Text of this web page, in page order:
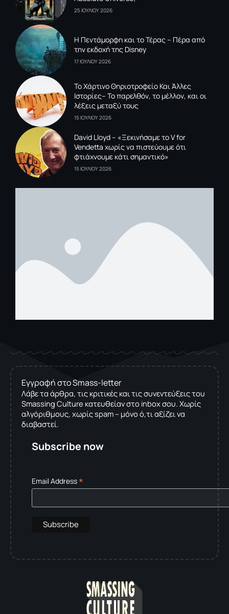
25 ΙΟΥΛΙΟΥ 2026
Η Πεντάμορφη και το Τέρας – Πέρα από
την εκδοχή της Disney
17 ΙΟΥΛΙΟΥ 2026
To Xάρτινο Θηριοτροφείο Και Άλλες
Ιστορίες– Το παρελθόν, το μέλλον, και οι
λέξεις μεταξύ τους
15 ΙΟΥΛΙΟΥ 2026
David Lloyd – «Ξεκινήσαμε το V for
Vendetta χωρίς να πιστεύουμε ότι
φτιάχνουμε κάτι σημαντικό»
15 ΙΟΥΛΙΟΥ 2026
Εγγραφή στο Smass-letter
Λάβε τα άρθρα, τις κριτικές και τις συνεντεύξεις του
Smassing Culture κατευθείαν στο inbox σου. Χωρίς
αλγόριθμους, χωρίς spam – μόνο ό,τι αξίζει να
διαβαστεί.
Subscribe now
Email Address*